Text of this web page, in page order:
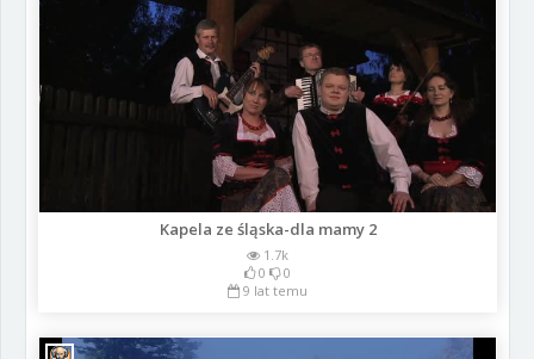
Kapela ze śląska-dla mamy 2
1.7k
0
0
9 lat temu